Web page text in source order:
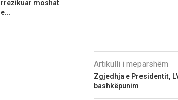
Artikulli i mëparshëm
Zgjedhja e Presidentit,
bashkëpunim
rrezikuar moshat
e...